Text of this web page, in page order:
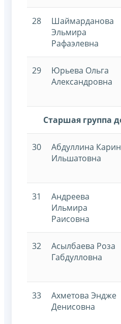
28
Шаймарданова
Эльмира
Рафаэлевна
29
Юрьева Ольга
Александровна
Старшая группа
30
Абдуллина
Ильшатовна
31
Андреева
Ильмира
Раисовна
32
Асылбаева Роза
Габдулловна
33
Ахметова Эндже
Денисовна